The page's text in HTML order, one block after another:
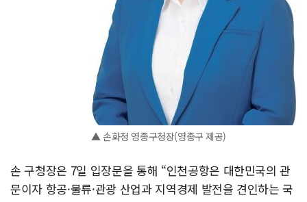
▲ 손화정 영종구청장(영종구 제공)
손 구청장은 7일 입장문을 통해 “인천공항은 대한민국의 관
문이자 항공·물류·관광 산업과 지역경제 발전을 견인하는 국